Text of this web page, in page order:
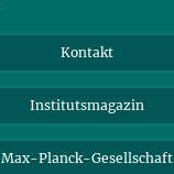
Kontakt
Institutsmagazin
Max-Planck-Gesellschaft